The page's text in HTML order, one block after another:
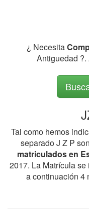
¿ Necesita
Antiguedad
Tal como hemos
separado J Z P
matriculados en
2017. La Matrícula
a continuación 4